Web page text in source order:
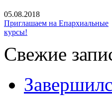
05.08.2018
Приглашаем на Епархиальные
курсы!
Свежие